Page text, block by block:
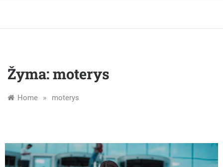
Žyma:moterys
Home » moterys